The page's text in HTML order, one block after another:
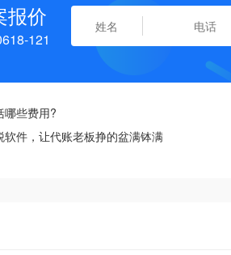
报价
121
哪些费用?
软件，让代账老板挣的盆满钵满